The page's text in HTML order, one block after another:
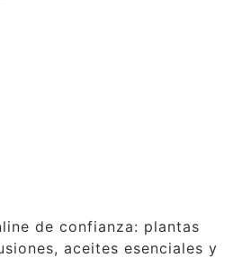
de confianza: plantas
aceites esenciales y